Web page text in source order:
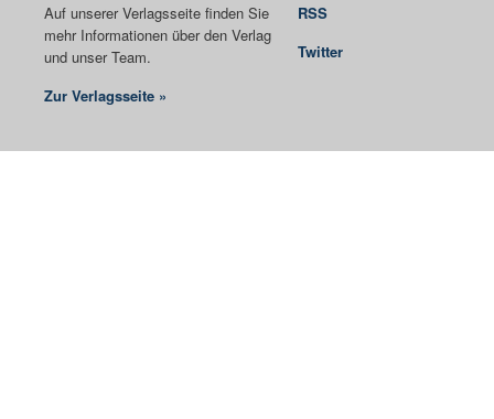
Auf unserer Verlagsseite finden Sie
mehr Informationen über den Verlag
und unser Team.
Zur Verlagsseite »
RSS
Twitter